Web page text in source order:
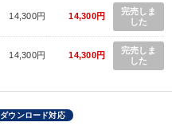
14,300円 14,300円
完売しま
した
14,300円 14,300円
完売しま
した
ダウンロード対応